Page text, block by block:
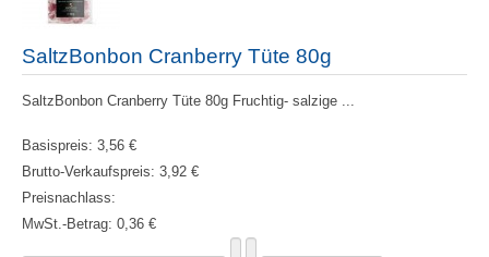
SaltzBonbon Cranberry Tüte 80g
SaltzBonbon Cranberry Tüte 80g Fruchtig- salzige ...
Basispreis: 3,56 €
Brutto-Verkaufspreis: 3,92 €
Preisnachlass:
MwSt.-Betrag: 0,36 €